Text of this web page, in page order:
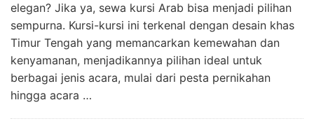
elegan? Jika ya, sewa kursi Arab bisa menjadi pilihan
sempurna. Kursi-kursi ini terkenal dengan desain khas
Timur Tengah yang memancarkan kemewahan dan
kenyamanan, menjadikannya pilihan ideal untuk
berbagai jenis acara, mulai dari pesta pernikahan
hingga acara …